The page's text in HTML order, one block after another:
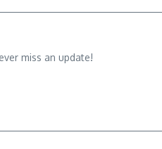
miss an update!